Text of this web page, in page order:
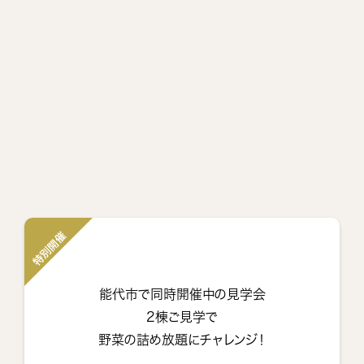
能代市で同時開催中の見学会
2棟ご見学で
野菜の詰め放題にチャレンジ！
特別開催